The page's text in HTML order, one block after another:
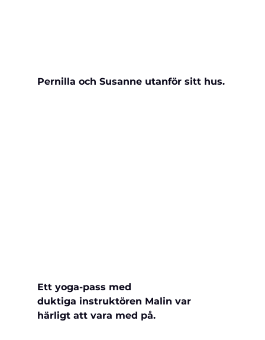
Pernilla och Susanne utanför sitt hus.
Ett yoga-pass med
duktiga instruktören Malin var
härligt att vara med på.